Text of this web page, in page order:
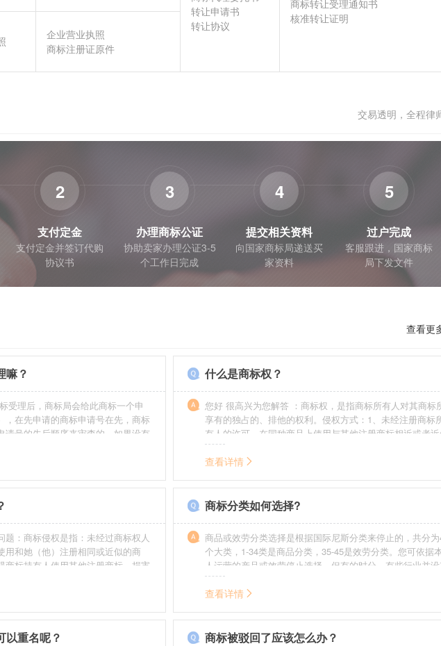
转让申请书
转让协议
商标转让受理通知书
核准转让证明
企业营业执照
商标注册证原件
交易透明，全程律
2
支付定金
支付定金并签订代购
协议书
3
办理商标公证
协助卖家办理公证3-5
个工作日完成
4
提交相关资料
向国家商标局递送买
家资料
5
过户完成
客服跟进，国家商标
局下发文件
查看更
嘛？
受理后，商标局会给此商标一个申
，在先申请的商标申请号在先，商标
请号的先后顺序来审查的，如果没有
被异议等），不会延迟也不会提
什么是商标权？
您好 很高兴为您解答 ：商标权，是指商标所有人对其商标
享有的独占的、排他的权利。侵权方式：1、未经注册商标
有人的许可，在同种商品上使用与其他注册商标相近或者近
的商标。2、销售明知是假冒注册商标的商品。3、伪造、擅
制造他人注册商标标识或者销售伪造、擅自制造的注册商标
给他人注册商标专用权造成其他损害。
查看详情
题：商标侵权是指：未经过商标权人
用和她（他）注册相同或近似的商
商标持有人使用其他注册商标，损害
行为。侵权的人通常需要承担侵权
人要承担赔偿的责任。情节严重
商标分类如何选择?
商品或效劳分类选择是根据国际尼斯分类来停止的，共分
个大类，1-34类是商品分类，35-45是效劳分类。您可依据
人运营的产品或效劳停止选择。但有的时分，有些行业并
在分类表中明白列出，而且也无法由一个分类就完整包含进
去，这就呈现了跨类别的状况，对这样的行业要特别留意，
无法全面的停止维护。
查看详情
以重名呢？ 商标被驳回了应该怎么办？